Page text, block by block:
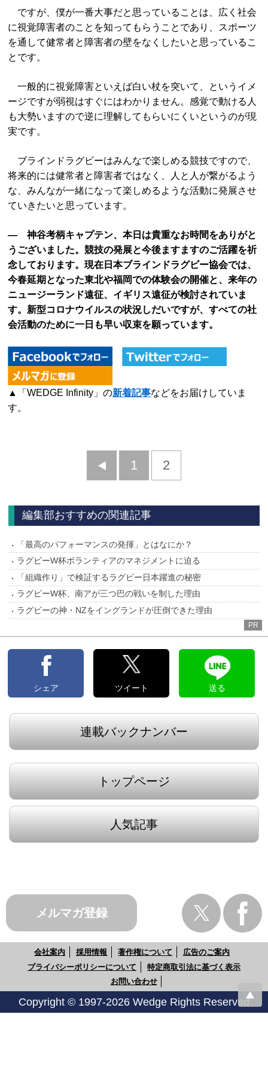
ですが、僕が一番大事だと思っていることは、広く社会
に視覚障害者のことを知ってもらうことであり、スポーツ
を通して健常者と障害者の壁をなくしたいと思っているこ
とです。
一般的に視覚障害といえば白い杖を突いて、というイメ
ージですが弱視はすぐにはわかりません。感覚で動ける人
も大勢いますので逆に理解してもらいにくいというのが現
実です。
ブラインドラグビーはみんなで楽しめる競技ですので、
将来的には健常者と障害者ではなく、人と人が繋がるよう
な、みんなが一緒になって楽しめるような活動に発展させ
ていきたいと思っています。
― 神谷考柄キャプテン、本日は貴重なお時間をありがと
うございました。競技の発展と今後ますますのご活躍を祈
念しております。現在日本ブラインドラグビー協会では、
今春延期となった東北や福岡での体験会の開催と、来年の
ニュージーランド遠征、イギリス遠征が検討されていま
す。新型コロナウイルスの状況しだいですが、すべての社
会活動のために一日も早い収束を願っています。
▲「WEDGE Infinity」の新着記事などをお届けしていま
す。
前
1 2
編集部おすすめの関連記事
「最高のパフォーマンスの発揮」とはなにか？
ラグビーW杯ボランティアのマネジメントに迫る
「組織作り」で検証するラグビー日本躍進の秘密
ラグビーW杯、南アが三つ巴の戦いを制した理由
ラグビーの神・NZをイングランドが圧倒できた理由
PR
シェア ツイート 送る
連載バックナンバー
トップページ
人気記事
メルマガ登録
会社案内 採用情報 著作権について
広告のご案内
プライバシーポリシーについて
特定商取引法に基づく表示
お問い合わせ
Copyright © 1997-2026 Wedge Rights Reserved